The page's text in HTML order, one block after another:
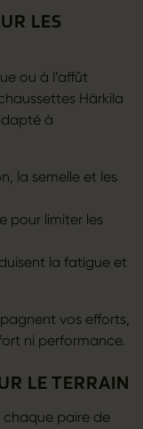
LES
ou à l’affût
Härkila
à
la semelle et les
pour limiter les
la fatigue et
vos efforts,
ni performance.
LE TERRAIN
paire de